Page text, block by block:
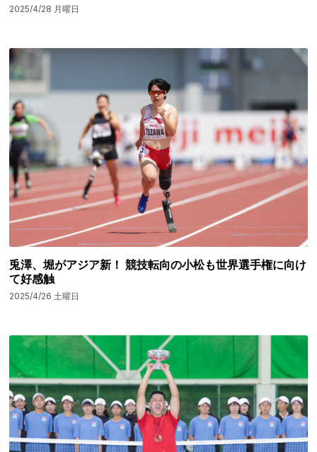
2025/4/28 月曜日
兎澤、堀がアジア新！ 競技転向の小松も世界選手権に向け
て好感触
2025/4/26 土曜日